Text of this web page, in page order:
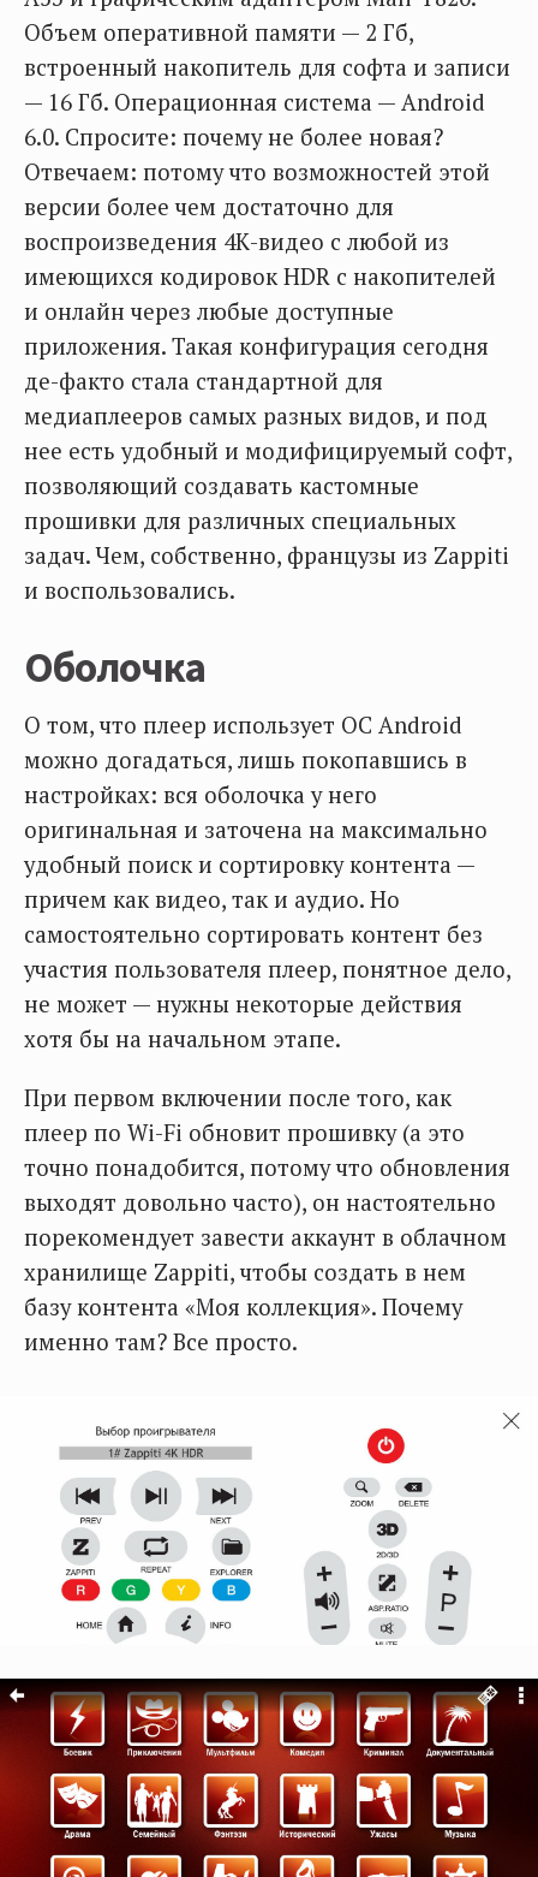
Объем оперативной памяти — 2 Гб,
встроенный накопитель для софта и записи
— 16 Гб. Операционная система — Android
6.0. Спросите: почему не более новая?
Отвечаем: потому что возможностей этой
версии более чем достаточно для
воспроизведения 4К-видео с любой из
имеющихся кодировок HDR с накопителей
и онлайн через любые доступные
приложения. Такая конфигурация сегодня
де-факто стала стандартной для
медиаплееров самых разных видов, и под
нее есть удобный и модифицируемый софт,
позволяющий создавать кастомные
прошивки для различных специальных
задач. Чем, собственно, французы из Zappiti
и воспользовались.
Оболочка
О том, что плеер использует ОС Android
можно догадаться, лишь покопавшись в
настройках: вся оболочка у него
оригинальная и заточена на максимально
удобный поиск и сортировку контента —
причем как видео, так и аудио. Но
самостоятельно сортировать контент без
участия пользователя плеер, понятное дело,
не может — нужны некоторые действия
хотя бы на начальном этапе.
При первом включении после того, как
плеер по Wi-Fi обновит прошивку (а это
точно понадобится, потому что обновления
выходят довольно часто), он настоятельно
порекомендует завести аккаунт в облачном
хранилище Zappiti, чтобы создать в нем
базу контента «Моя коллекция». Почему
именно там? Все просто.